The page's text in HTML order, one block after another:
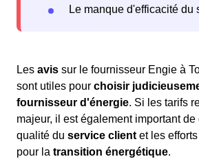
Le manque d'efficacité du
Les avis sur le fournisseur Engie à
sont utiles pour choisir
fournisseur d'énergie. Si les tarifs
majeur, il est également important
qualité du service client et les
pour la transition énergétique.